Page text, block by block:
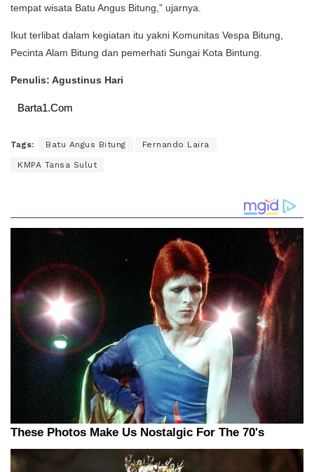
tempat wisata Batu Angus Bitung,” ujarnya.
Ikut terlibat dalam kegiatan itu yakni Komunitas Vespa Bitung,
Pecinta Alam Bitung dan pemerhati Sungai Kota Bintung.
Penulis: Agustinus Hari
Barta1.Com
Tags: Batu Angus Bitung Fernando Laira
KMPA Tansa Sulut